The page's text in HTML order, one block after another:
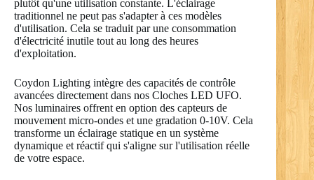
plutôt qu'une utilisation constante. L'éclairage
traditionnel ne peut pas s'adapter à ces modèles
d'utilisation. Cela se traduit par une consommation
d'électricité inutile tout au long des heures
d'exploitation.
Coydon Lighting intègre des capacités de contrôle
avancées directement dans nos Cloches LED UFO.
Nos luminaires offrent en option des capteurs de
mouvement micro-ondes et une gradation 0-10V. Cela
transforme un éclairage statique en un système
dynamique et réactif qui s'aligne sur l'utilisation réelle
de votre espace.